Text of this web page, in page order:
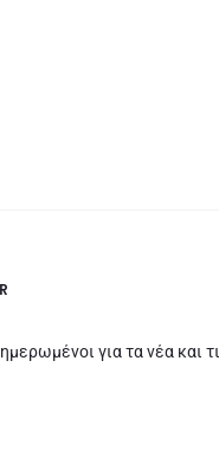
για τα νέα και